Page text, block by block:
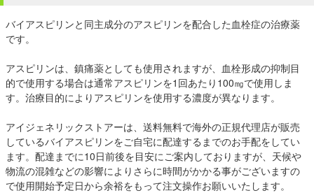
バイアスピリンと同主成分のアスピリンを配合した血栓症の治療薬
です。
アスピリンは、鎮痛薬としても使用されますが、血栓形成の抑制目
的で使用する場合は通常アスピリンを1回あたり100㎎で使用しま
す。治療目的によりアスピリンを使用する濃度が異なります。
アイジェネリックストアーは、送料無料で海外の正規代理店が販売
しているバイアスピリンをご自宅に配達するまでのお手配をしてい
ます。配達までに10日前後を目安にご案内しておりますが、天候や
物流の混雑などの影響によりさらに時間がかかる事がございますの
で使用開始予定日から余裕をもって注文操作お願いいたします。